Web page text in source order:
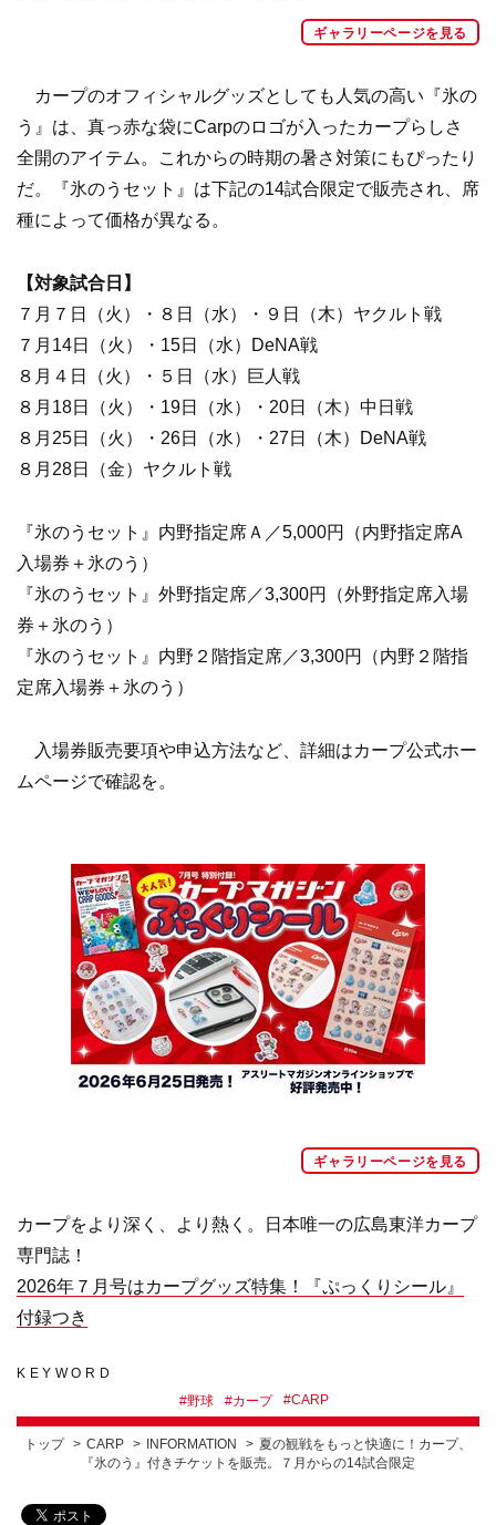
ギャラリーページを見る
カープのオフィシャルグッズとしても人気の高い『氷の
う』は、真っ赤な袋にCarpのロゴが入ったカープらしさ
全開のアイテム。これからの時期の暑さ対策にもぴったり
だ。『氷のうセット』は下記の14試合限定で販売され、席
種によって価格が異なる。
【対象試合日】
７月７日（火）・８日（水）・９日（木）ヤクルト戦
７月14日（火）・15日（水）DeNA戦
８月４日（火）・５日（水）巨人戦
８月18日（火）・19日（水）・20日（木）中日戦
８月25日（火）・26日（水）・27日（木）DeNA戦
８月28日（金）ヤクルト戦
『氷のうセット』内野指定席Ａ／5,000円（内野指定席A
入場券＋氷のう）
『氷のうセット』外野指定席／3,300円（外野指定席入場
券＋氷のう）
『氷のうセット』内野２階指定席／3,300円（内野２階指
定席入場券＋氷のう）
入場券販売要項や申込方法など、詳細はカープ公式ホー
ムページで確認を。
ギャラリーページを見る
カープをより深く、より熱く。日本唯一の広島東洋カープ
専門誌！
2026年７月号はカープグッズ特集！『ぷっくりシール』
付録つき
KEYWORD
#野球 #カープ #CARP
トップ CARP INFORMATION
夏の観戦をもっと快適に！カープ、
『氷のう』付きチケットを販売。７月からの14試合限定